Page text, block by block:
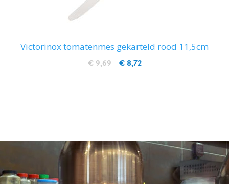
Victorinox tomatenmes gekarteld rood 11,5cm
€ 8,72
€ 9,69